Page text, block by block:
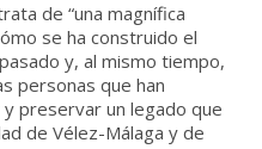
de “una magnífica
se ha construido el
y, al mismo tiempo,
personas que han
preservar un legado que
de Vélez-Málaga y de